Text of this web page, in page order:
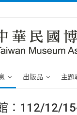
出版品 主題
：112/12/